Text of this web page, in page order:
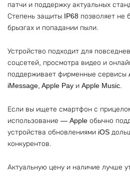
патчи и поддержку актуальных
Степень защиты IP68 позволяет не
брызгах и попадании пыли.
Устройство подходит для
соцсетей, просмотра видео и
поддерживает фирменные сервисы
iMessage, Apple Pay и Apple Music.
Если вы ищете смартфон с
использование — Apple обычно
устройства обновлениями iOS
конкурентов.
Актуальную цену и наличие лучше